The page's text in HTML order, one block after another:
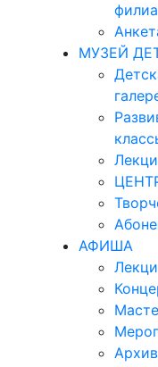
МУЗЕЙ
АФИША